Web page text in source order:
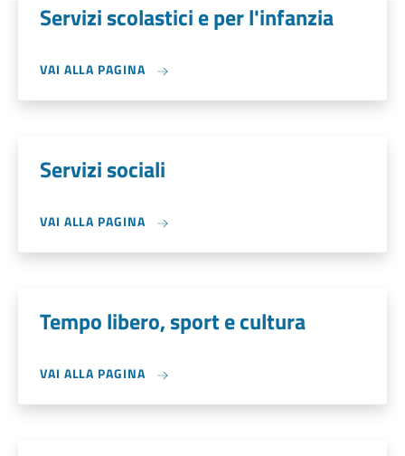
Servizi scolastici e per l'infanzia
VAI ALLA PAGINA
Servizi sociali
VAI ALLA PAGINA
Tempo libero, sport e cultura
VAI ALLA PAGINA